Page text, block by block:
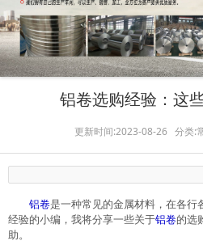
铝卷选购经验：这
更新时间:2023-08-26 分类:
铝卷是一种常见的金属材料，在各
经验的小编，我将分享一些关于铝卷的选
助。